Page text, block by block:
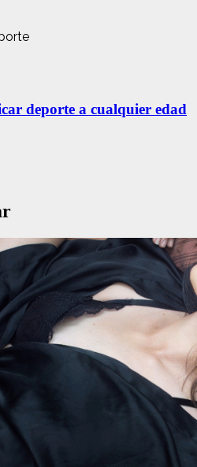
deporte a cualquier edad